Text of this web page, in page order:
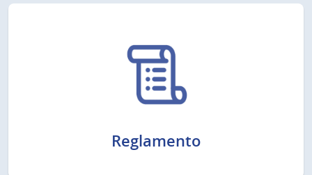
Reglamento